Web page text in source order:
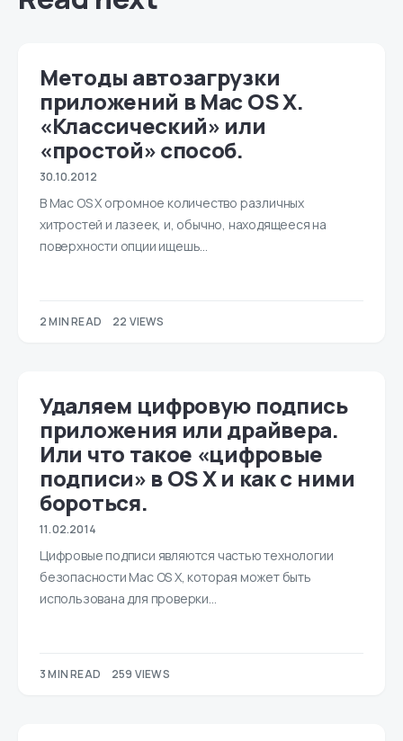
Методы автозагрузки
приложений в Mac OS X.
«Классический» или
«простой» способ.
30.10.2012
В Mac OS X огромное количество различных
хитростей и лазеек, и, обычно, находящееся на
поверхности опции ищешь…
2 MIN READ 22 VIEWS
Удаляем цифровую подпись
приложения или драйвера.
Или что такое «цифровые
подписи» в OS X и как с ними
бороться.
11.02.2014
Цифровые подписи являются частью технологии
безопасности Mac OS X, которая может быть
использована для проверки…
3 MIN READ 259 VIEWS